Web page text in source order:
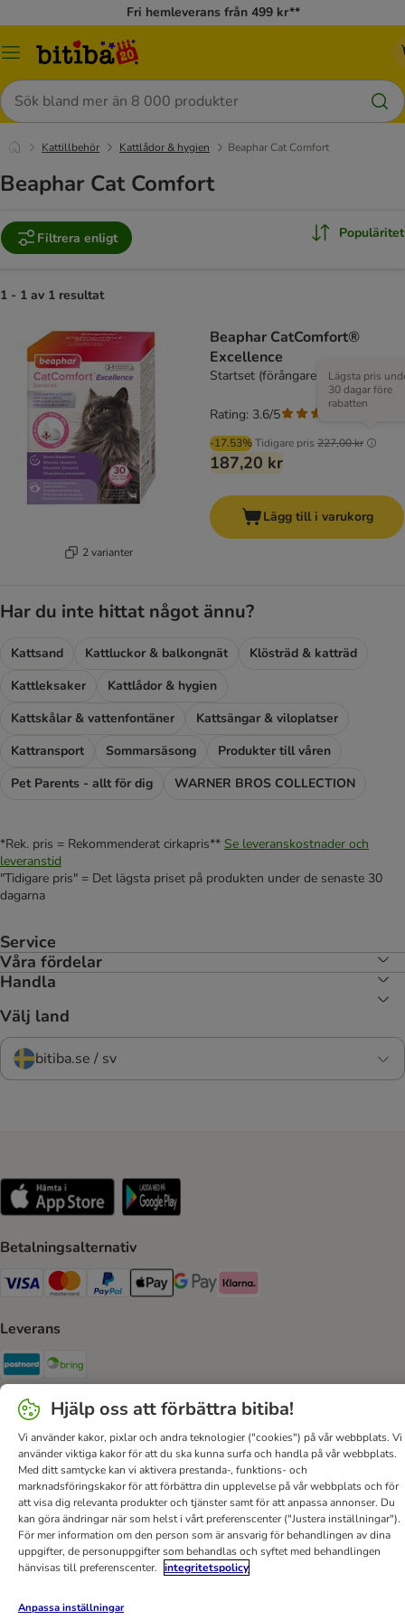
Fri hemleverans från 499 kr**
Meny
Sök
Kattillbehör Kattlådor & hygien Beaphar Cat Comfort
Beaphar Cat Comfort
Filtrera enligt Populäritet
1 - 1 av 1 resultat
2 varianter
Beaphar CatComfort®
Excellence
Startset (förångare + flaska 48 ml)
-17.53%Tidigare pris 227,00 kr
Lägsta pris
30 dagar före
rabatten
187,20 kr
Rating: 3.6/5
Lägg till i varukorg
Har du inte hittat något ännu?
Kattsand Kattluckor & balkongnät
Klösträd & katträd
Kattleksaker
Kattlådor & hygien
Kattskålar & vattenfontäner
Kattsängar & viloplatser
Kattransport
Sommarsäsong
Produkter till våren
Pet Parents - allt för dig
WARNER BROS COLLECTION
*Rek. pris = Rekommenderat cirkapris** Se leveranskostnader och
leveranstid
"Tidigare pris" = Det lägsta priset på produkten under de senaste 30
dagarna
Service
Våra fördelar
Handla
Välj land
bitiba.se / sv
Betalningsalternativ
VISA Payment Method
Mastercard Payment Method
Paypal Payment Method
Apple Pay Payment Method
Google Pay Payment Method
Klarna Payment Method
Leverans
Postnord Shipping Method
Säker betalning
Security
Hjälp Kontakt Villkor Om företaget
DSA
Sekretesspolicy & Dataskydd
Fraktkostnad & leveranstid
Betalningssätt
Ångerblankett Tillgänglighetspolicy
bitiba GmbH2026
Hjälp oss att förbättra bitiba!
Vi använder kakor, pixlar och andra teknologier ("cookies") på vår webbplats. Vi
använder viktiga kakor för att du ska kunna surfa och handla på vår webbplats.
Med ditt samtycke kan vi aktivera prestanda-, funktions- och
marknadsföringskakor för att förbättra din upplevelse på vår webbplats och för
att visa dig relevanta produkter och tjänster samt för att anpassa annonser. Du
kan göra ändringar när som helst i vårt preferenscenter ("Justera inställningar").
För mer information om den person som är ansvarig för behandlingen av dina
uppgifter, de personuppgifter som behandlas och syftet med behandlingen
hänvisas till preferenscenter. integritetspolicy
Anpassa inställningar